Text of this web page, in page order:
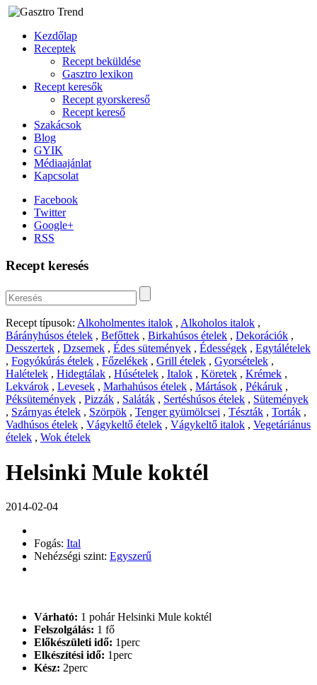
Kezdőlap
Receptek
Recept beküldése
Gasztro lexikon
Recept keresők
Recept gyorskereső
Recept kereső
Szakácsok
Blog
GYIK
Médiaajánlat
Kapcsolat
Facebook
Twitter
Google+
RSS
Recept keresés
Recept típusok: Alkoholmentes italok , Alkoholos italok ,
Bárányhúsos ételek , Befőttek , Birkahúsos ételek , Dekorációk ,
Desszertek , Dzsemek , Édes sütemények , Édességek , Egytálételek
, Fogyókúrás ételek , Főzelékek , Grill ételek , Gyorsételek ,
Halételek , Hidegtálak , Húsételek , Italok , Köretek , Krémek ,
Lekvárok , Levesek , Marhahúsos ételek , Mártások , Pékáruk ,
Péksütemények , Pizzák , Saláták , Sertéshúsos ételek , Sütemények
, Szárnyas ételek , Szörpök , Tenger gyümölcsei , Tészták , Torták ,
Vadhúsos ételek , Vágykeltő ételek , Vágykeltő italok , Vegetáriánus
ételek , Wok ételek
Helsinki Mule koktél
2014-02-04
Fogás: Ital
Nehézségi szint: Egyszerű
Várható: 1 pohár Helsinki Mule koktél
Felszolgálás: 1 fő
Előkészületi idő: 1perc
Elkészítési idő: 1perc
Kész: 2perc